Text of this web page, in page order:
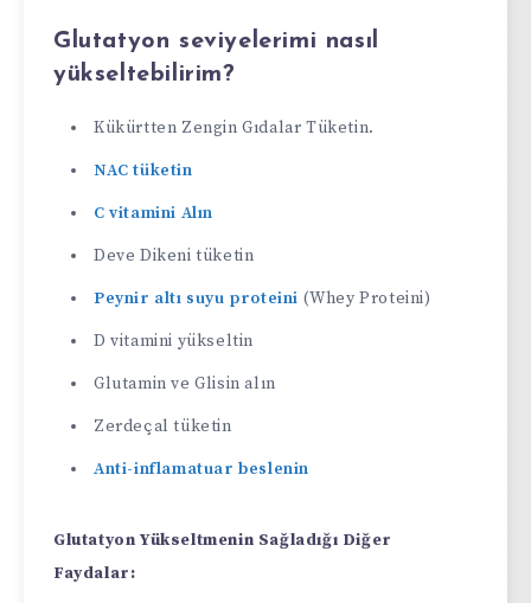
Glutatyon seviyelerimi nasıl
yükseltebilirim?
Kükürtten Zengin Gıdalar Tüketin.
NAC tüketin
C vitamini Alın
Deve Dikeni tüketin
Peynir altı suyu proteini (Whey Proteini)
D vitamini yükseltin
Glutamin ve Glisin alın
Zerdeçal tüketin
Anti-inflamatuar beslenin
Glutatyon Yükseltmenin Sağladığı Diğer
Faydalar: